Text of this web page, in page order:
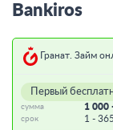
Bankiros
Гранат. Займ
Первый
сумма 1 000
срок 1 -